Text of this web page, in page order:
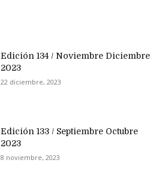
Edición 134 / Noviembre Diciembre
2023
22 diciembre, 2023
Edición 133 / Septiembre Octubre
2023
8 noviembre, 2023